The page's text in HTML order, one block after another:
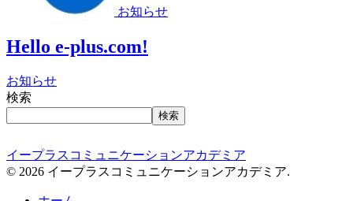
お知らせ
Hello e-plus.com!
お知らせ
検索
検索
イープラスコミュニケーションアカデミア
© 2026 イープラスコミュニケーションアカデミア.